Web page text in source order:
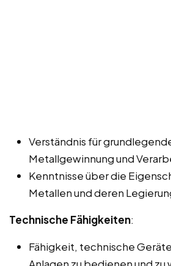
Verständnis für
Metallgewinnung und
Kenntnisse über die
Metallen und deren
Technische Fähigkeiten:
Fähigkeit, technische
Anlagen zu bedienen und zu